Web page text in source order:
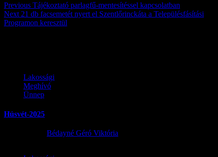
Previous Tájékoztató parlagfű-mentesítéssel kapcsolatban
Next 21 db facsemetét nyert el Szentlőrinckáta a Településfásítási
Programon keresztül
Lakossági
Meghívó
Ünnep
Húsvét-2025
Bédayné Géró Viktória